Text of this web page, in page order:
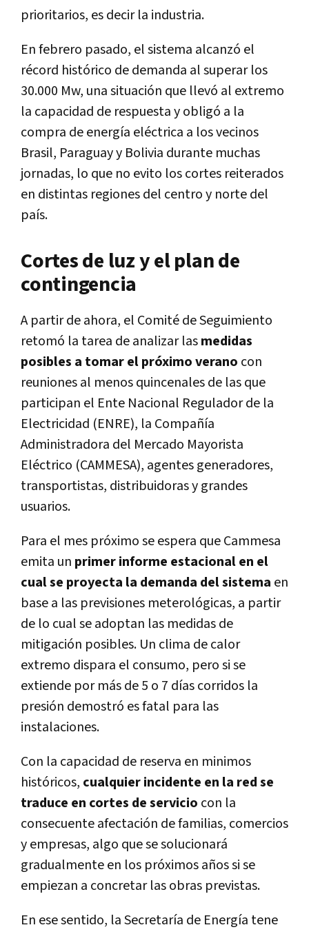
prioritarios, es decir la industria.
En febrero pasado, el sistema alcanzó el
récord histórico de demanda al superar los
30.000 Mw, una situación que llevó al extremo
la capacidad de respuesta y obligó a la
compra de energía eléctrica a los vecinos
Brasil, Paraguay y Bolivia durante muchas
jornadas, lo que no evito los cortes reiterados
en distintas regiones del centro y norte del
país.
Cortes de luz y el plan de
contingencia
A partir de ahora, el Comité de Seguimiento
retomó la tarea de analizar lasmedidas
posibles a tomar el próximo verano con
reuniones al menos quincenales de las que
participan el Ente Nacional Regulador de la
Electricidad (ENRE), la Compañía
Administradora del Mercado Mayorista
Eléctrico (CAMMESA), agentes generadores,
transportistas, distribuidoras y grandes
usuarios.
Para el mes próximo se espera que Cammesa
emita un primer informe estacional en el
cual se proyecta la demanda del sistema en
base a las previsiones meterológicas, a partir
de lo cual se adoptan las medidas de
mitigación posibles. Un clima de calor
extremo dispara el consumo, pero si se
extiende por más de 5 o 7 días corridos la
presión demostró es fatal para las
instalaciones.
Con la capacidad de reserva en minimos
históricos, cualquier incidente en la red se
traduce en cortes de servicio con la
consecuente afectación de familias, comercios
y empresas, algo que se solucionará
gradualmente en los próximos años si se
empiezan a concretar las obras previstas.
En ese sentido, la Secretaría de Energía tene